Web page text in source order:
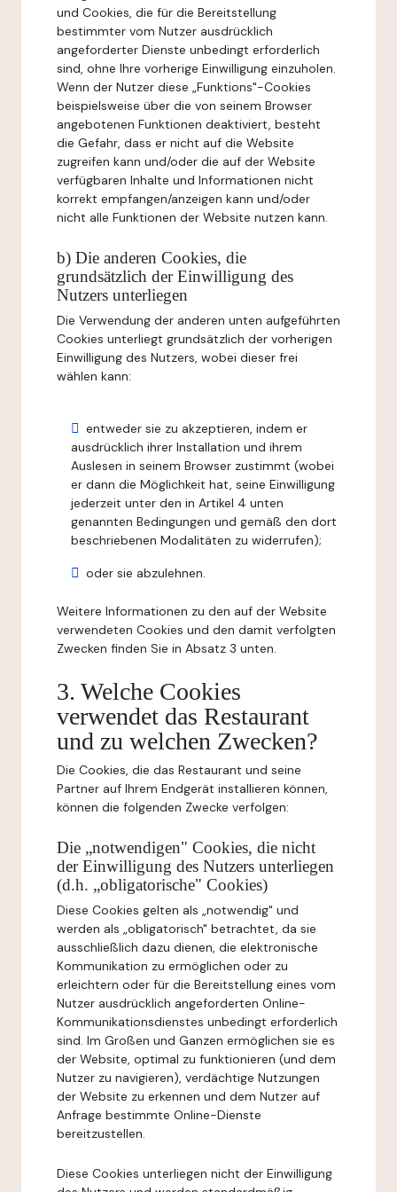
und Cookies, die für die Bereitstellung
bestimmter vom Nutzer ausdrücklich
angeforderter Dienste unbedingt erforderlich
sind, ohne Ihre vorherige Einwilligung einzuholen.
Wenn der Nutzer diese „Funktions"-Cookies
beispielsweise über die von seinem Browser
angebotenen Funktionen deaktiviert, besteht
die Gefahr, dass er nicht auf die Website
zugreifen kann und/oder die auf der Website
verfügbaren Inhalte und Informationen nicht
korrekt empfangen/anzeigen kann und/oder
nicht alle Funktionen der Website nutzen kann.
b) Die anderen Cookies, die
grundsätzlich der Einwilligung des
Nutzers unterliegen
Die Verwendung der anderen unten aufgeführten
Cookies unterliegt grundsätzlich der vorherigen
Einwilligung des Nutzers, wobei dieser frei
wählen kann:
entweder sie zu akzeptieren, indem er
ausdrücklich ihrer Installation und ihrem
Auslesen in seinem Browser zustimmt (wobei
er dann die Möglichkeit hat, seine Einwilligung
jederzeit unter den in Artikel 4 unten
genannten Bedingungen und gemäß den dort
beschriebenen Modalitäten zu widerrufen);
oder sie abzulehnen.
Weitere Informationen zu den auf der Website
verwendeten Cookies und den damit verfolgten
Zwecken finden Sie in Absatz 3 unten.
3. Welche Cookies
verwendet das Restaurant
und zu welchen Zwecken?
Die Cookies, die das Restaurant und seine
Partner auf Ihrem Endgerät installieren können,
können die folgenden Zwecke verfolgen:
Die „notwendigen" Cookies, die nicht
der Einwilligung des Nutzers unterliegen
(d.h. „obligatorische" Cookies)
Diese Cookies gelten als „notwendig" und
werden als „obligatorisch" betrachtet, da sie
ausschließlich dazu dienen, die elektronische
Kommunikation zu ermöglichen oder zu
erleichtern oder für die Bereitstellung eines vom
Nutzer ausdrücklich angeforderten Online-
Kommunikationsdienstes unbedingt erforderlich
sind. Im Großen und Ganzen ermöglichen sie es
der Website, optimal zu funktionieren (und dem
Nutzer zu navigieren), verdächtige Nutzungen
der Website zu erkennen und dem Nutzer auf
Anfrage bestimmte Online-Dienste
bereitzustellen.
Diese Cookies unterliegen nicht der Einwilligung